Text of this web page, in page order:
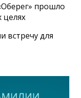
прошло
целях
встречу для